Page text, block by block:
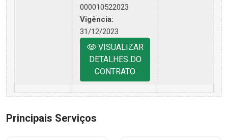
000010522023
Vigência:
31/12/2023
VISUALIZAR
DETALHES DO
CONTRATO
Principais Serviços